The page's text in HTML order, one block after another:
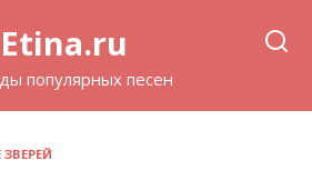
Etina.ru
популярных песен